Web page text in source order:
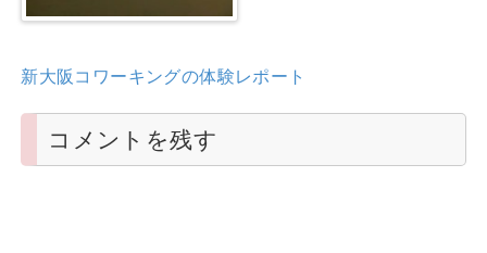
新大阪コワーキングの体験レポート
コメントを残す